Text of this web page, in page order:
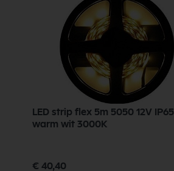
LED strip flex 5m 5050 12V IP65
warm wit 3000K
€ 40,40